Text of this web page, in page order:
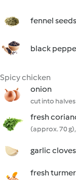
fennel seeds
black
Spicy chicken
onion
cut into halves
fresh
(approx. 70
garlic cloves
fresh